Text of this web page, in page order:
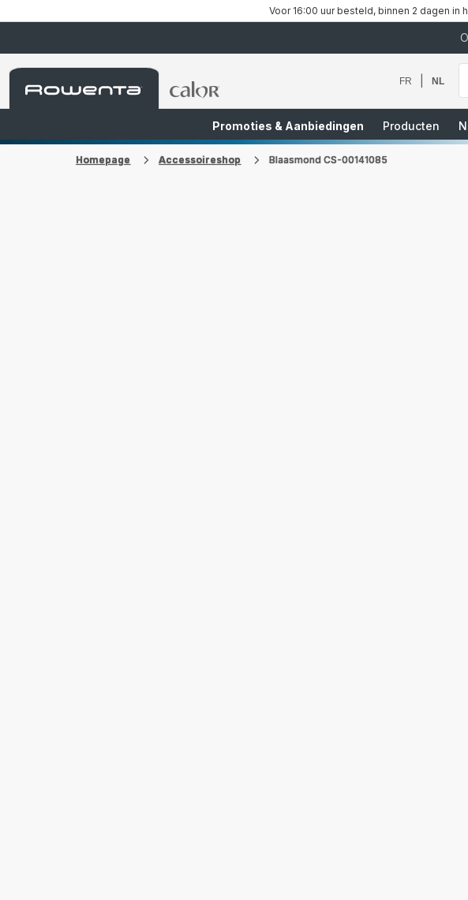
Voor 16:00 uur besteld, binnen 2 dagen in
Rowenta-
startpagina
Rowenta-
FR NL
Promoties & Aanbiedingen Producten
Homepage Accessoireshop Blaasmond CS-00141085